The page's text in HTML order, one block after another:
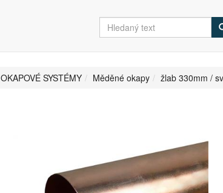
OKAPOVÉ SYSTÉMY Měděné okapy žlab 330mm /